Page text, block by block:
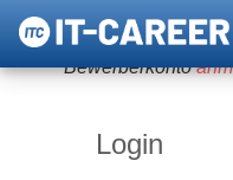
Um diese Funktion
Bewerberkonto
Login